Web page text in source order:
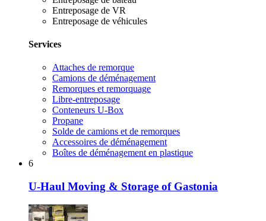
Entreposage de VR
Entreposage de véhicules
Services
Attaches de remorque
Camions de déménagement
Remorques et remorquage
Libre-entreposage
Conteneurs U-Box
Propane
Solde de camions et de remorques
Accessoires de déménagement
Boîtes de déménagement en plastique
6
U-Haul Moving & Storage of Gastonia